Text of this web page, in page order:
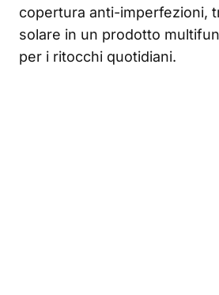
copertura anti-imperfezioni,
solare in un prodotto
per i ritocchi quotidiani.